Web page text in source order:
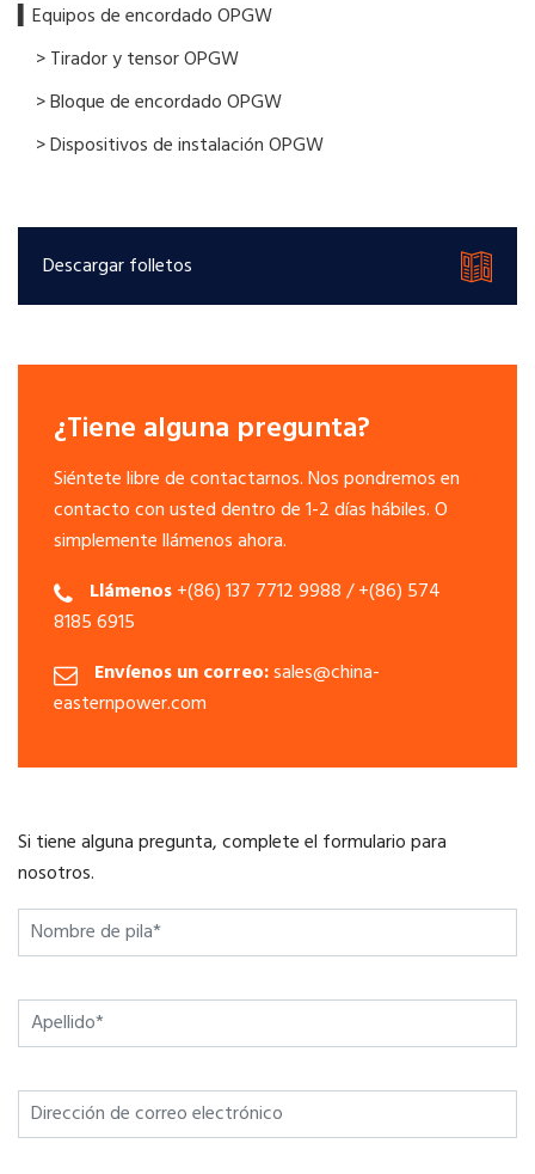
▍Equipos de encordado OPGW
> Tirador y tensor OPGW
> Bloque de encordado OPGW
> Dispositivos de instalación OPGW
Descargar folletos
¿Tiene alguna pregunta?
Siéntete libre de contactarnos. Nos pondremos en
contacto con usted dentro de 1-2 días hábiles. O
simplemente llámenos ahora.
Llámenos+(86) 137 7712 9988 / +(86) 574
8185 6915
Envíenos un correo:sales@china-
easternpower.com
Si tiene alguna pregunta, complete el formulario para
nosotros.